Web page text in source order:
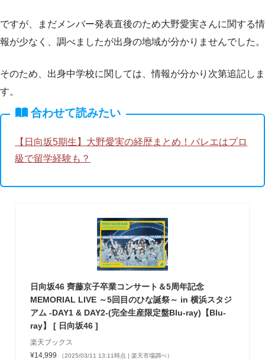
ですが、まだメンバー発表直後のため大野愛実さんに関する情
報が少なく、調べましたが出身の地域が分かりませんでした。
そのため、出身中学校に関しては、情報が分かり次第追記しま
す。
合わせて読みたい
【日向坂5期生】大野愛実の経歴まとめ！バレエはプロ
級で留学経験も？
日向坂46 齊藤京子卒業コンサート＆5周年記念
MEMORIAL LIVE ～5回目のひな誕祭～ in 横浜スタジ
アム -DAY1 & DAY2-(完全生産限定盤Blu-ray)【Blu-
ray】 [ 日向坂46 ]
楽天ブックス
¥14,999
（2025/03/11 13:11時点 | 楽天市場調べ）